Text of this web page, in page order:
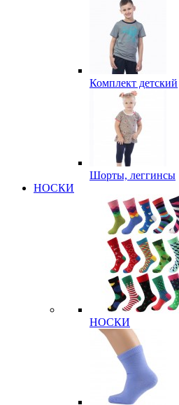
Комплект детский
Шорты, леггинсы
НОСКИ
НОСКИ